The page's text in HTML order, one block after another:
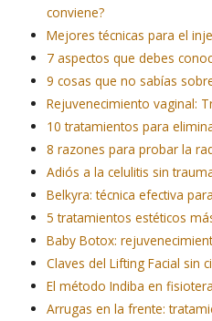
conviene?
Mejores técnicas para el
7 aspectos que debes
9 cosas que no sabías
Rejuvenecimiento vaginal:
10 tratamientos para
8 razones para probar la
Adiós a la celulitis sin
Belkyra: técnica efectiva
5 tratamientos estéticos
Baby Botox:
Claves del Lifting Facial sin
El método Indiba en
Arrugas en la frente: